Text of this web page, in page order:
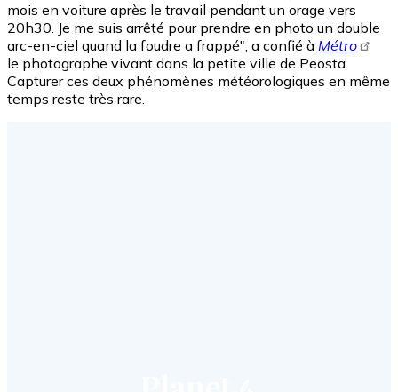
mois en voiture après le travail pendant un orage vers
20h30. Je me suis arrêté pour prendre en photo un double
arc-en-ciel quand la foudre a frappé", a confié à Métro
le photographe vivant dans la petite ville de Peosta.
Capturer ces deux phénomènes météorologiques en même
temps reste très rare.